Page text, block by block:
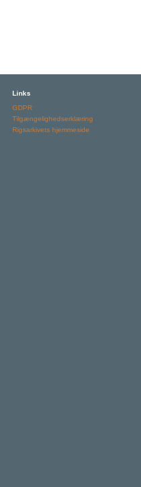
Links
GDPR
Tilgængelighedserklæring
Rigsarkivets hjemmeside